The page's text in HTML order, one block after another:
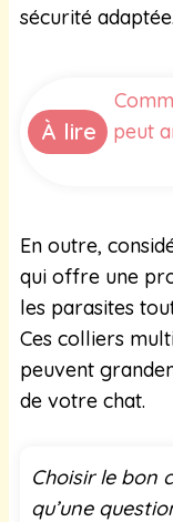
sécurité adaptée.
À lire
peut
En outre,
qui offre une
les parasites
Ces colliers
peuvent
de votre chat.
Choisir le bon
qu’une